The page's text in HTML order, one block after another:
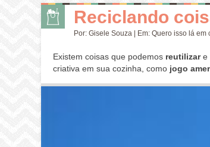
Reciclando
Por: Gisele Souza| Em: Quero isso lá em
Existem coisas que podemosreutilizare
criativa em sua cozinha, comojogo